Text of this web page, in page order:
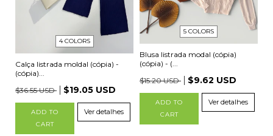
4 COLORS
Calça listrada moldal (cópia) -
(cópia)...
$36.55 USD
$19.05 USD
ADD TO
CART
Ver detalhes
5 COLORS
Blusa listrada modal (cópia)
(cópia) - (...
$15.20 USD
$9.62 USD
ADD TO
CART
Ver detalhes